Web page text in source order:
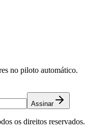
no piloto automático.
Assinar
os direitos reservados.